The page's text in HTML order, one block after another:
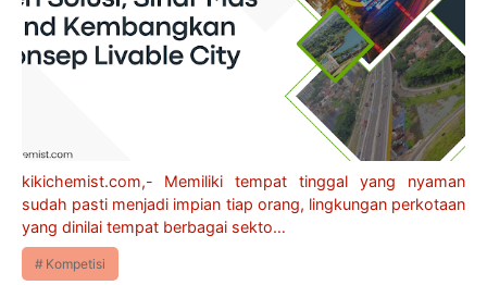
kikichemist.com,- Memiliki tempat tinggal yang nyaman
sudah pasti menjadi impian tiap orang, lingkungan perkotaan
yang dinilai tempat berbagai sekto…
Kompetisi